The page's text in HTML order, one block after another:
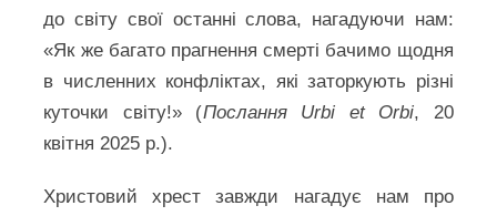
до світу свої останні слова, нагадуючи нам:
«Як же багато прагнення смерті бачимо щодня
в численних конфліктах, які заторкують різні
куточки світу!» (Послання Urbi et Orbi, 20
квітня 2025 р.).
Христовий хрест завжди нагадує нам про